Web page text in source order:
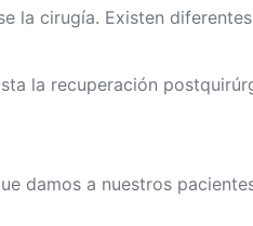
la cirugía. Existen
la recuperación
damos a nuestros